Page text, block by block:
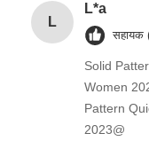
L
L*a
सहायक
Solid
Women
Pattern
2023@